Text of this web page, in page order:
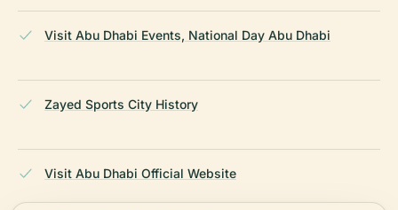
Visit Abu Dhabi Events, National Day Abu Dhabi
Zayed Sports City History
Visit Abu Dhabi Official Website